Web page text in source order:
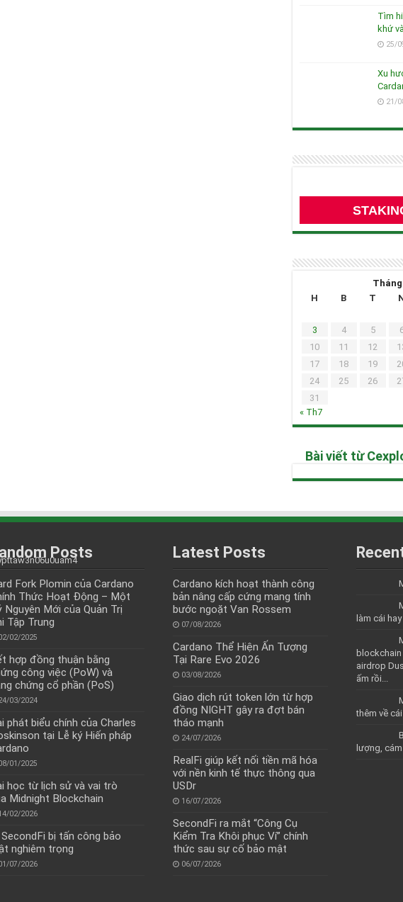
Tìm
khứ
25/
Xu
21/
Tháng
H
B T
3
4 5
10
11 12
17
18 19
24
25 26
31
« Th7
Bài viết từ
Posts
Fork Plomin của Cardano
Thức Hoạt Động – Một
Nguyên Mới của Quản Trị
Tập Trung
02/2025
hợp đồng thuận bằng
công việc (PoW) và
chứng cổ phần (PoS)
03/2024
phát biểu chính của Charles
tại Lễ ký Hiến pháp
01/2025
học từ lịch sử và vai trò
Midnight Blockchain
02/2026
bị tấn công bảo
nghiêm trọng
07/2026
Latest Posts
Cardano kích hoạt thành công
bản nâng cấp cứng mang tính
bước ngoặt Van Rossem
07/08/2026
Cardano Thể Hiện Ấn Tượng
Tại Rare Evo 2026
03/08/2026
Giao dịch rút token lớn từ hợp
đồng NIGHT gây ra đợt bán
tháo mạnh
24/07/2026
RealFi giúp kết nối tiền mã hóa
với nền kinh tế thực thông qua
USDr
16/07/2026
SecondFi ra mắt “Công Cụ
Kiểm Tra Khôi phục Ví” chính
thức sau sự cố bảo mật
06/07/2026
làm cái hay
blockchain
airdrop
ấm rồi...
thêm về cái
lượng, cám